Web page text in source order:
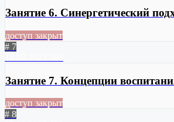
Занятие 6. Синергетический
доступ закрыт
# 7
Занятие 7. Концепции
доступ закрыт
# 8